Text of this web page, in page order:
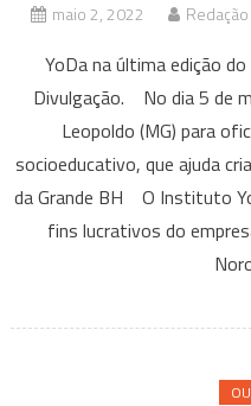
maio 2, 2022 Redação
YoDa na última edição
Divulgação. No dia 5 de
Leopoldo (MG) para
socioeducativo, que ajuda
da Grande BH O Instituto
fins lucrativos do